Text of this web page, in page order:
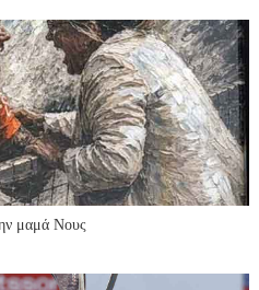
μαμά Νους